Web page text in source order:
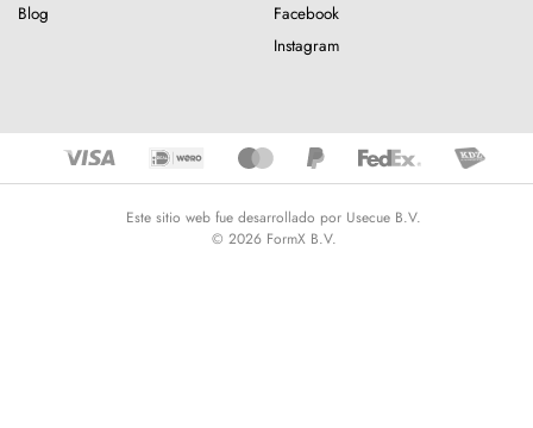
Blog
Facebook
Instagram
Este sitio web fue desarrollado por Usecue B.V.
© 2026 FormX B.V.